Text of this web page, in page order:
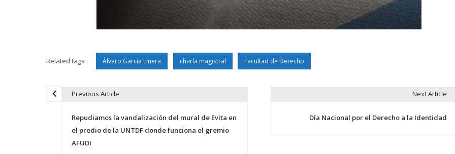
Related tags : Álvaro García Linera charla magistral Facultad de Derecho
Previous Article
Repudiamos la vandalización del mural de Evita en
el predio de la UNTDF donde funciona el gremio
AFUDI
Next Article
Día Nacional por el Derecho a la Identidad